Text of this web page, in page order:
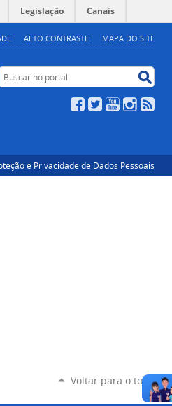
ALTO CONTRASTE MAPA DO SITE
Legislação Canais
Buscar no portal
Facebook
TwitterYouTubeInstagram
e Privacidade de Dados Pessoais
Voltar para o topo